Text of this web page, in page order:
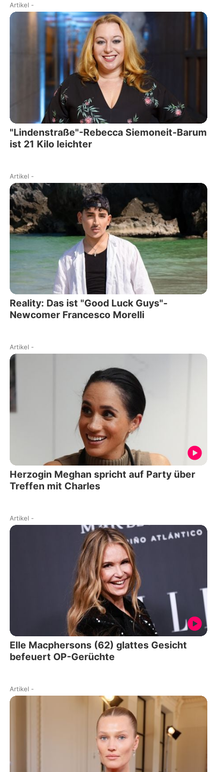
Artikel -
"Lindenstraße"-Rebecca Siemoneit-Barum
ist 21 Kilo leichter
Artikel -
Reality: Das ist "Good Luck Guys"-
Newcomer Francesco Morelli
Artikel -
Herzogin Meghan spricht auf Party über
Treffen mit Charles
Artikel -
Elle Macphersons (62) glattes Gesicht
befeuert OP-Gerüchte
Artikel -